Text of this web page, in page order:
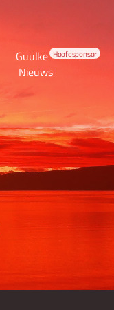
Guulke Hoofdsponsor
Nieuws